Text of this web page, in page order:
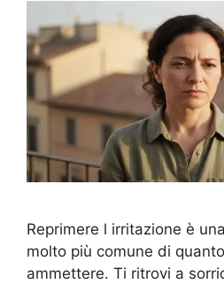
Reprimere l irritazione è
molto più comune di
ammettere. Ti ritrovi a